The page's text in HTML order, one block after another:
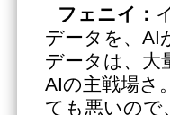
フェニイ：
データを、AI
データは、大
AIの主戦場さ
ても悪いので